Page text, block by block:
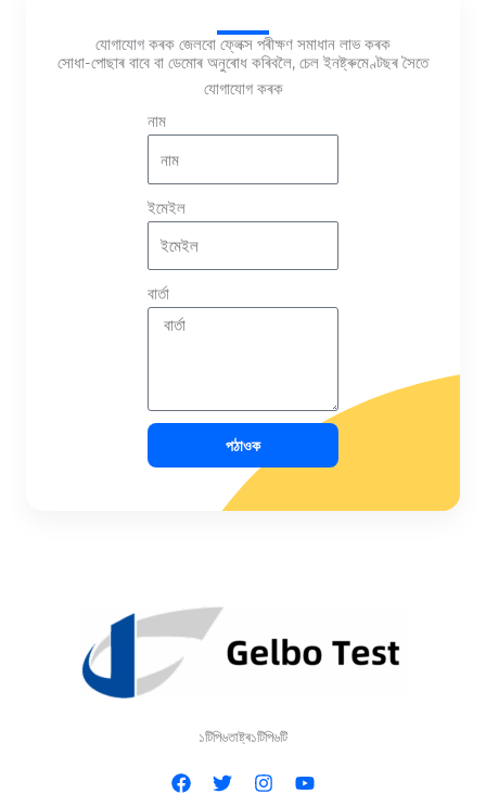
যোগাযোগ কৰক জেলবো ফ্লেক্স পৰীক্ষণ সমাধান লাভ কৰক
সোধা-পোছাৰ বাবে বা ডেমোৰ অনুৰোধ কৰিবলৈ, চেল ইনষ্ট্ৰুমেণ্টছৰ সৈতে
যোগাযোগ কৰক
নাম
ইমেইল
বাৰ্তা
পঠাওক
১টিপি৬তাষ্ট্ৰ১টিপি৬টি